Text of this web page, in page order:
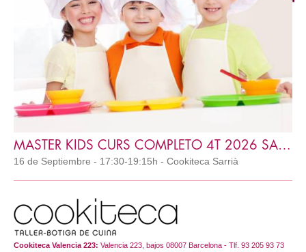
16 de Septiembre - 17:30-19:15h - Cookiteca Sarrià
Cookiteca Valencia 223: Valencia 223, bajos 08007 Barcelona - Tlf. 93 205 93 73